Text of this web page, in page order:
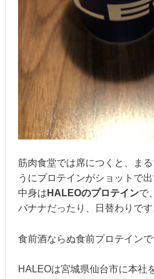
筋肉食堂では席につくと、ま
うにプロテインがショットで出
中身は HALEOのプロテインで
バナナだったり、日替わりです
食前酒ならぬ食前プロテインで
HALEOは宮城県仙台市に本社